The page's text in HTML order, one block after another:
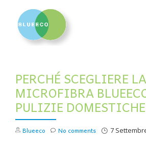
PERCHÉ SCEGLIERE LA
MICROFIBRA
PULIZIE
Blueeco 7
No comments